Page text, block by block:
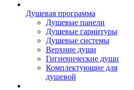
Душевая программа
Душевые панели
Душевые гарнитуры
Душевые системы
Верхние души
Гигиенические души
Комплектующие для
душевой